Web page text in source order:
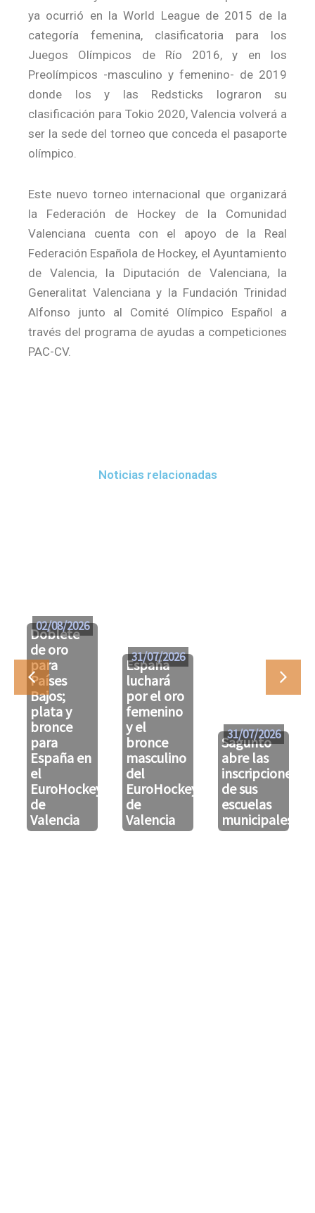
ya ocurrió en la World League de 2015 de la
categoría femenina, clasificatoria para los
Juegos Olímpicos de Río 2016, y en los
Preolímpicos -masculino y femenino- de 2019
donde los y las Redsticks lograron su
clasificación para Tokio 2020, Valencia volverá a
ser la sede del torneo que conceda el pasaporte
olímpico.
Este nuevo torneo internacional que organizará
la Federación de Hockey de la Comunidad
Valenciana cuenta con el apoyo de la Real
Federación Española de Hockey, el Ayuntamiento
de Valencia, la Diputación de Valenciana, la
Generalitat Valenciana y la Fundación Trinidad
Alfonso junto al Comité Olímpico Español a
través del programa de ayudas a competiciones
PAC-CV.
Noticias relacionadas
Doblete
de oro
para
Países
Bajos;
plata y
bronce
para
España en
el
EuroHockeyU21
de
Valencia
02/08/2026
España
luchará
por el oro
femenino
y el
bronce
masculino
del
EuroHockeyU21
de
Valencia
31/07/2026
Sagunto
abre las
inscripciones
de sus
escuelas
municipales
31/07/2026